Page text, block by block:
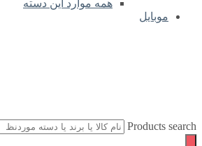
همه موارد این دسته
موبایل
Products search